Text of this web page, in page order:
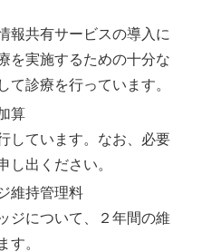
報共有サービスの導入に
を実施するための十分な
て診療を行っています。
算
しています。なお、必要
し出ください。
維持管理料
ジについて、２年間の維
す。